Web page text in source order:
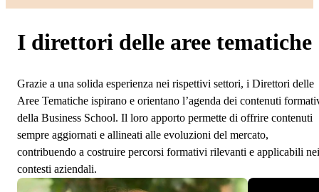
I direttori delle aree tematiche
Grazie a una solida esperienza nei rispettivi settori, i Direttori delle
Aree Tematiche ispirano e orientano l’agenda dei contenuti
della Business School. Il loro apporto permette di offrire contenuti
sempre aggiornati e allineati alle evoluzioni del mercato,
contribuendo a costruire percorsi formativi rilevanti e applicabili nei
contesti aziendali.